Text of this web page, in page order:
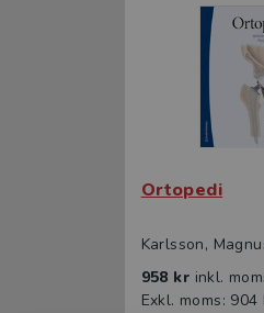
Ortopedi
Karlsson,
958 kr inkl.
Exkl. moms: 904